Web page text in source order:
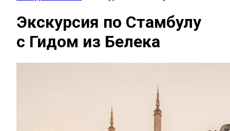
Экскурсия по Стамбулу
с Гидом из Белека